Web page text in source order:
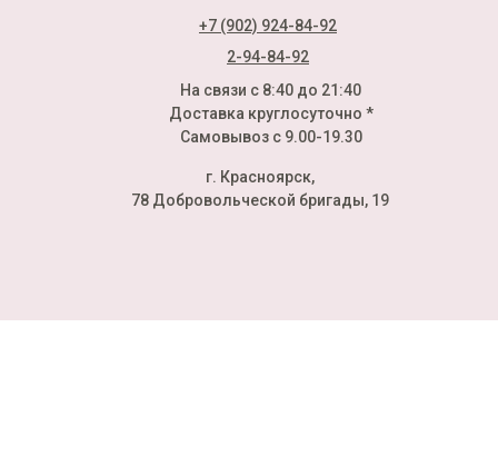
На связи с 8:40 до 21:40
Доставка круглосуточно *
Самовывоз с 9.00-19.30
г. Красноярск,
78 Добровольческой бригады, 19
+7 (902) 924-84-92
2-94-84-92